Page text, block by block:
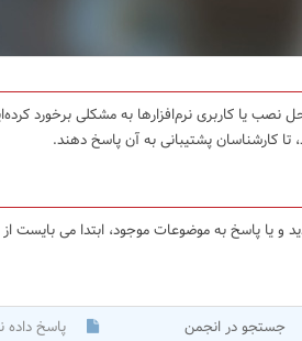
نصب یا کاربری نرم‌افزارها به مشکلی برخورد
کارشناسان پشتیبانی به آن پاسخ دهند.
و یا پاسخ به موضوعات موجود، ابتدا می بایست
جستجو در انجمن پاسخ داده